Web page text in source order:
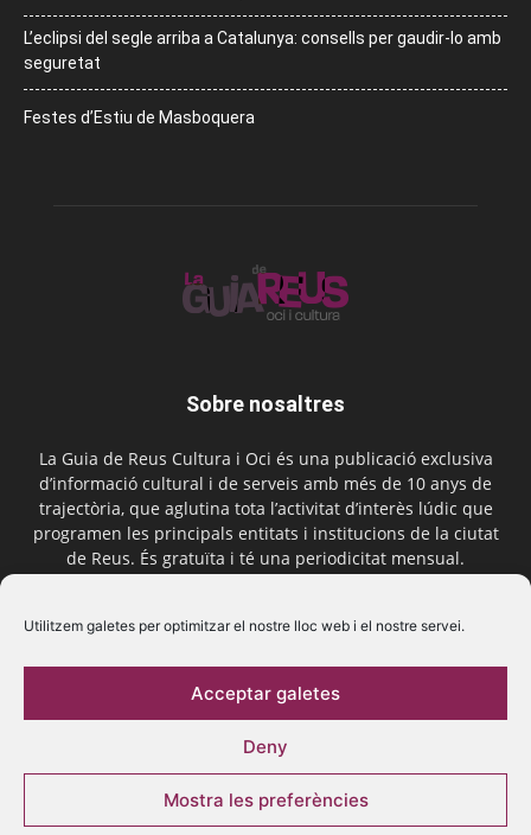
Utilitzem galetes per optimitzar el nostre lloc web i el nostre servei.
Acceptar galetes
Deny
Mostra les preferències
L’eclipsi del segle arriba a Catalunya: consells per gaudir-lo amb
seguretat
Festes d’Estiu de Masboquera
Sobre nosaltres
La Guia de Reus Cultura i Oci és una publicació exclusiva
d’informació cultural i de serveis amb més de 10 anys de
trajectòria, que aglutina tota l’activitat d’interès lúdic que
programen les principals entitats i institucions de la ciutat
de Reus. És gratuïta i té una periodicitat mensual.
Segueix-nos